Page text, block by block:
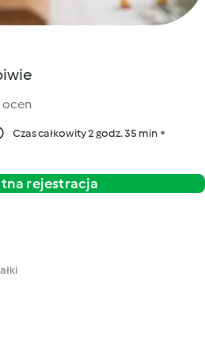
ocen
Czas całkowity 2 godz. 35 min
rejestracja